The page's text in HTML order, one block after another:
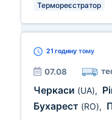
Термореєстратор
21 годину тому
07.08
Черкаси (UA),
Бухарест (RO),